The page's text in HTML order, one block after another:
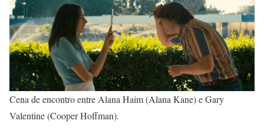
Cena de encontro entre Alana Haim (Alana Kane) e Gary
Valentine (Cooper Hoffman).